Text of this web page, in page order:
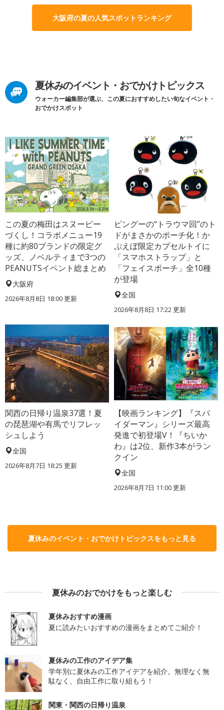
大阪府の夏の人気スポットランキング
夏休みのイベント・おでかけトピックス
ウォーカー編集部が選ぶ、この夏におすすめしたい旬なイベント・
おでかけスポット
この夏の梅田はスヌーピー
づくし！コラボメニュー19
種に約80ブランドの限定グ
ッズ、ノベルティまで3つの
PEANUTSイベント総まとめ
大阪府
2026年8月8日 18:00更新
ピングーの“トラウマ回”のト
ドがまさかのポーチ化！か
ぷえぼ限定カプセルトイに
「スマホストラップ」と
「フェイスポーチ」全10種
が登場
全国
2026年8月8日 17:22更新
関西の日帰り温泉37選！夏
の琵琶湖や有馬でリフレッ
シュしよう
全国
2026年8月7日 18:25 更新
【映画ランキング】『スパ
イダーマン』シリーズ最高
発進で初登場V！『ちいか
わ』は2位、新作3本がラン
クイン
全国
2026年8月7日 11:00更新
夏休みのイベント・おでかけトピックスをもっと見る
夏休みのおでかけをもっと楽しむ
夏休みおすすめ漫画
夏に読みたいおすすめの漫画をまとめてご紹介！
夏休みの工作のアイデア集
学年別に夏休みの工作アイデアを紹介。無理なく無
駄なく、自由工作に取り組もう！
関東・関西の日帰り温泉